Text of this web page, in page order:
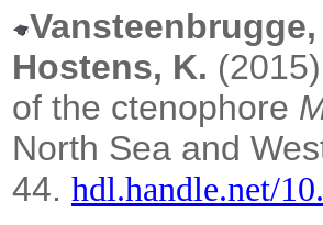
Hostens, K.
of the ctenophore
North Sea and
44. hdl.handle.net/